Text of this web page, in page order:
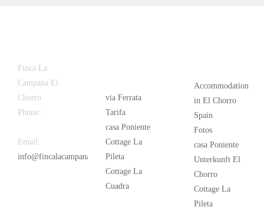
Finca La
Campana El
Chorro
Phone:
Email:
info@fincalacampana.com
via Ferrata
Tarifa
casa Poniente
Cottage La
Pileta
Cottage La
Cuadra
Accommodation
in El Chorro
Spain
Fotos
casa Poniente
Unterkunft El
Chorro
Cottage La
Pileta